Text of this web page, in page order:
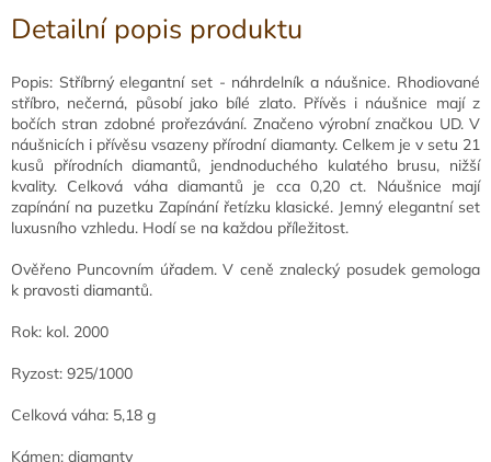
Detailní popis produktu
Popis: Stříbrný elegantní set - náhrdelník a náušnice. Rhodiované
stříbro, nečerná, působí jako bílé zlato. Přívěs i náušnice mají z
bočích stran zdobné prořezávání. Značeno výrobní značkou UD. V
náušnicích i přívěsu vsazeny přírodní diamanty. Celkem je v setu 21
kusů přírodních diamantů, jendnoduchého kulatého brusu, nižší
kvality. Celková váha diamantů je cca 0,20 ct. Náušnice mají
zapínání na puzetku Zapínání řetízku klasické. Jemný elegantní set
luxusního vzhledu. Hodí se na každou příležitost.
Ověřeno Puncovním úřadem.V ceně znalecký posudek gemologa
k pravosti diamantů.
Rok: kol. 2000
Ryzost: 925/1000
Celková váha: 5,18 g
Kámen: diamanty